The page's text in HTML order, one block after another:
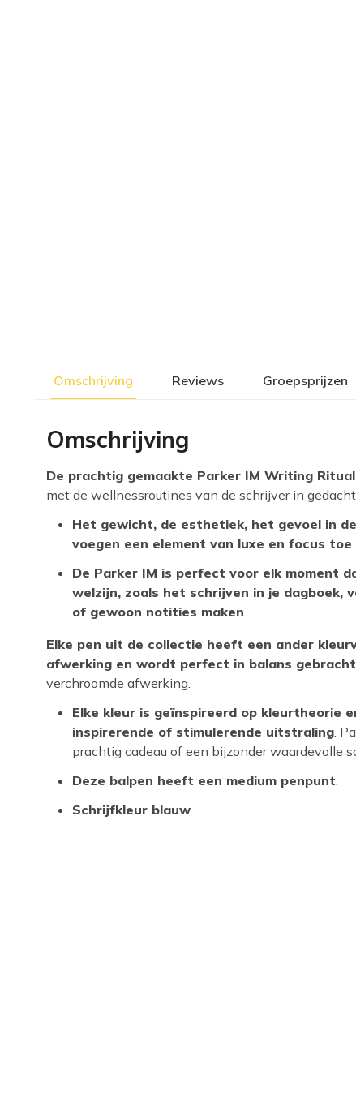
Omschrijving Reviews Groepsprijzen
Omschrijving
De prachtig gemaakte Parker IM Writing
met de wellnessroutines van de schrijver in
Het gewicht, de esthetiek, het gevoel in
voegen een element van luxe en focus
De Parker IM is perfect voor elk moment
welzijn, zoals het schrijven in je dagboek,
of gewoon notities maken.
Elke pen uit de collectie heeft een ander
afwerking en wordt perfect in balans
verchroomde afwerking.
Elke kleur is geïnspireerd op kleurtheorie
inspirerende of stimulerende uitstraling.
prachtig cadeau of een bijzonder waardevolle
Deze balpen heeft een medium penpunt.
Schrijfkleur blauw.